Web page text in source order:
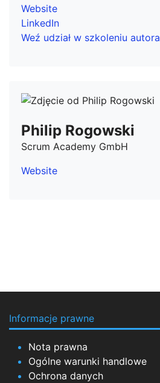
Website
LinkedIn
Weź udział w szkoleniu autora
Philip Rogowski
Scrum Academy GmbH
Website
Informacje prawne
Nota prawna
Ogólne warunki handlowe
Ochrona danych